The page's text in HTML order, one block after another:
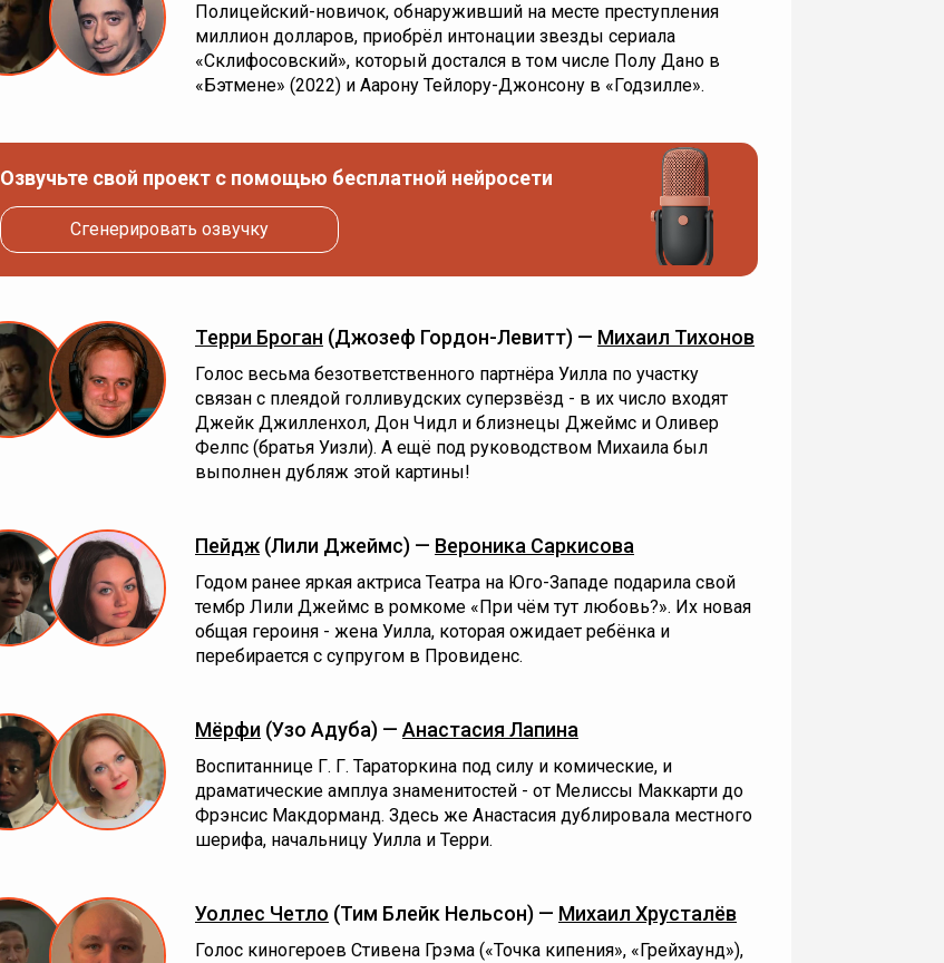
Полицейский-новичок, обнаруживший на месте преступления
миллион долларов, приобрёл интонации звезды сериала
«Склифосовский», который достался в том числе Полу Дано в
«Бэтмене» (2022) и Аарону Тейлору-Джонсону в «Годзилле».
Озвучьте свой проект с помощью бесплатной нейросети
Сгенерировать озвучку
Терри Броган (Джозеф Гордон-Левитт) — Михаил Тихонов
Голос весьма безответственного партнёра Уилла по участку
связан с плеядой голливудских суперзвёзд - в их число входят
Джейк Джилленхол, Дон Чидл и близнецы Джеймс и Оливер
Фелпс (братья Уизли). А ещё под руководством Михаила был
выполнен дубляж этой картины!
Пейдж (Лили Джеймс) — Вероника Саркисова
Годом ранее яркая актриса Театра на Юго-Западе подарила свой
тембр Лили Джеймс в ромкоме «При чём тут любовь?». Их новая
общая героиня - жена Уилла, которая ожидает ребёнка и
перебирается с супругом в Провиденс.
Мёрфи (Узо Адуба) — Анастасия Лапина
Воспитаннице Г. Г. Тараторкина под силу и комические, и
драматические амплуа знаменитостей - от Мелиссы Маккарти до
Фрэнсис Макдорманд. Здесь же Анастасия дублировала местного
шерифа, начальницу Уилла и Терри.
Уоллес Четло (Тим Блейк Нельсон) — Михаил Хрусталёв
Голос киногероев Стивена Грэма («Точка кипения», «Грейхаунд»),